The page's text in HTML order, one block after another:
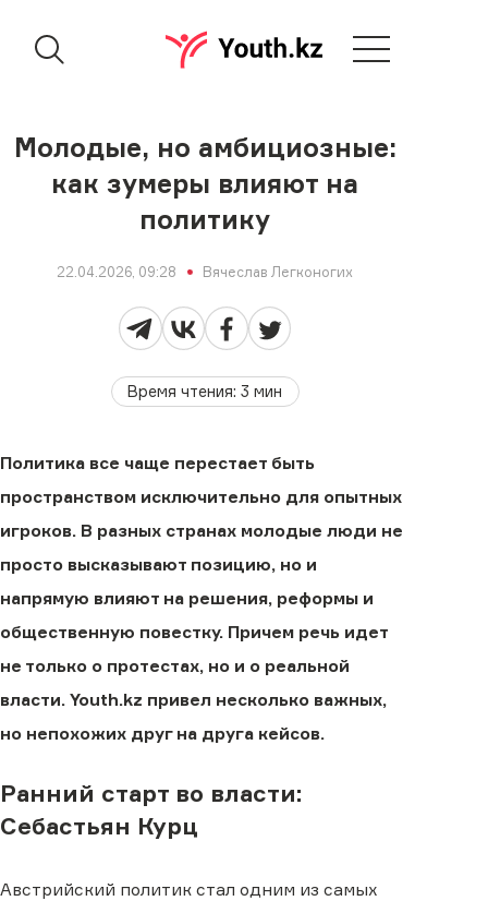
Молодые, но амбициозные:
как зумеры влияют на
политику
22.04.2026, 09:28 Вячеслав Легконогих
Время чтения:3 мин
Политика все чаще перестает быть
пространством исключительно для опытных
игроков. В разных странах молодые люди не
просто высказывают позицию, но и
напрямую влияют на решения, реформы и
общественную повестку. Причем речь идет
не только о протестах, но и о реальной
власти. Youth.kz привел несколько важных,
но непохожих друг на друга кейсов.
Ранний старт во власти:
Себастьян Курц
Австрийский политик стал одним из самых